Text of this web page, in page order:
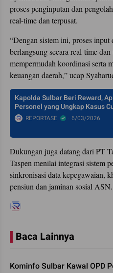
proses penginputan dan
real-time dan terpusat.
“Dengan sistem ini, proses input
berlangsung secara real-time
mempermudah koordinasi serta
keuangan daerah,” ucap
Kapolda Sulbar Beri Reward,
Personel yang Ungkap Kasus
REPORTASE 6/03/2026
Dukungan juga datang dari PT
Taspen menilai integrasi sistem
sinkronisasi data kepegawaian,
pensiun dan jaminan sosial ASN.
Baca Lainnya
Kominfo Sulbar Kawal OPD